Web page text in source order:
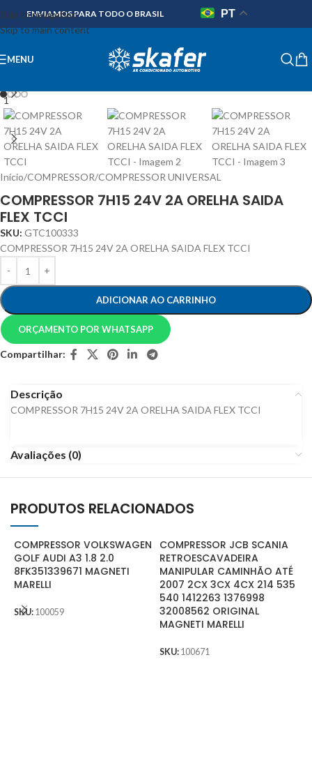
Skip to navigation
Skip to main content
ENVIAMOS PARA TODO O BRASIL PT
MENU
Início/COMPRESSOR/COMPRESSOR UNIVERSAL
COMPRESSOR 7H15 24V 2A ORELHA SAIDA
FLEX TCCI
SKU: GTC100333
COMPRESSOR 7H15 24V 2A ORELHA SAIDA FLEX TCCI
ADICIONAR AO CARRINHO
ORÇAMENTO POR WHATSAPP
Compartilhar:
Descrição
COMPRESSOR 7H15 24V 2A ORELHA SAIDA FLEX TCCI
Avaliações (0)
PRODUTOS RELACIONADOS
COMPRESSOR VOLKSWAGEN
GOLF AUDI A3 1.8 2.0
8FK351339671 MAGNETI
MARELLI
SKU: 100059
COMPRESSOR JCB SCANIA
RETROESCAVADEIRA
MANIPULAR CAMINHÃO ATÉ
2007 2CX 3CX 4CX 214 535
540 1412263 1376998
32008562 ORIGINAL
MAGNETI MARELLI
SKU: 100671